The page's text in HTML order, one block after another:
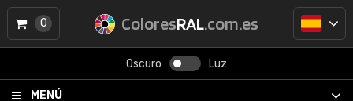
ColoresRAL.com.es
Oscuro Luz
MENÚ
0